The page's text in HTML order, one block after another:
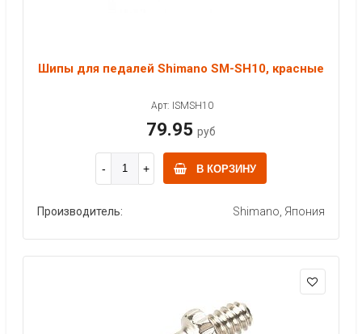
Шипы для педалей Shimano SM-SH10, красные
Арт: ISMSH10
79.95 руб
В КОРЗИНУ
Производитель: Shimano, Япония